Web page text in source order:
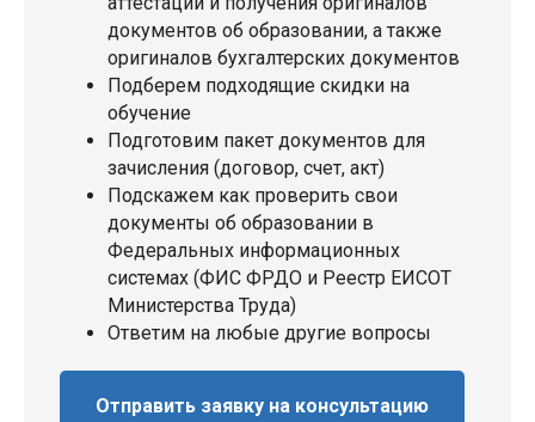
документов об образовании, а также
оригиналов бухгалтерских документов
Подберем подходящие скидки на
обучение
Подготовим пакет документов для
зачисления (договор, счет, акт)
Подскажем как проверить свои
документы об образовании в
Федеральных информационных
системах (ФИС ФРДО и Реестр ЕИСОТ
Министерства Труда)
Ответим на любые другие вопросы
Отправить заявку на консультацию